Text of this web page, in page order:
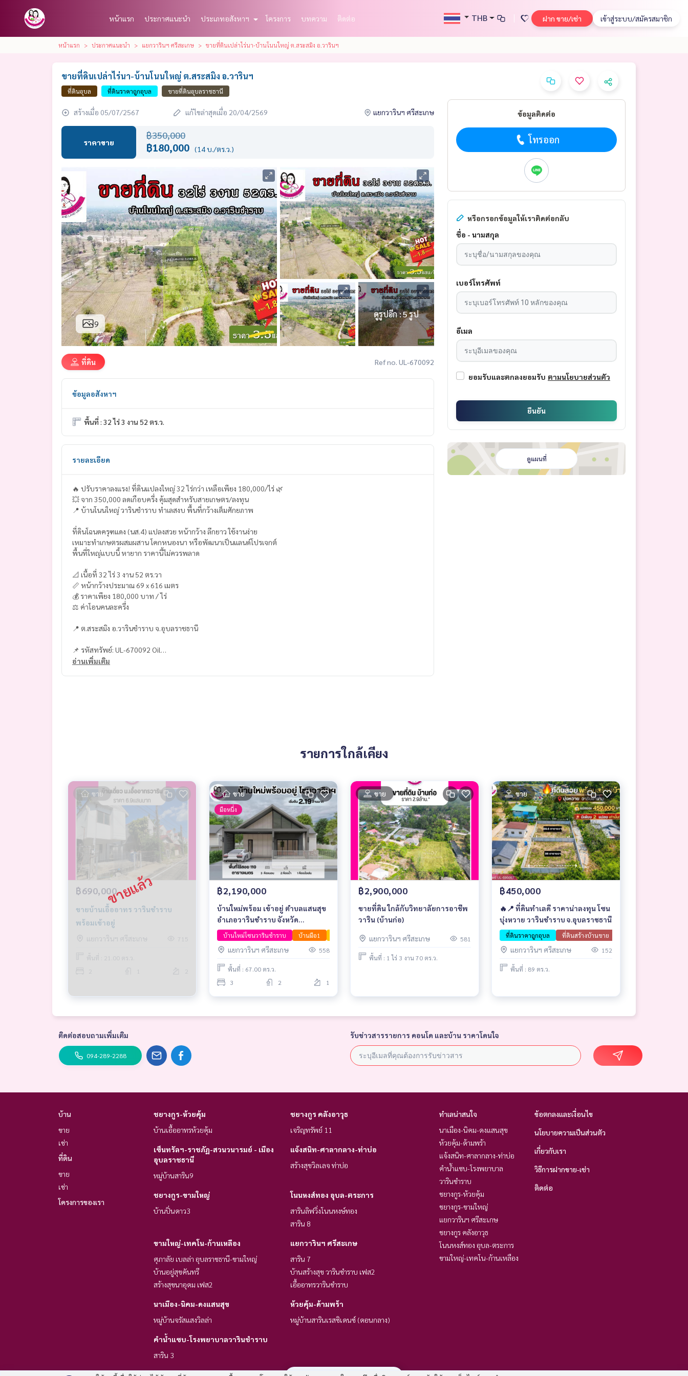
หน้าแรก ประกาศแนะนำ ประเภทอสังหาฯ โครงการ บทความ ติดต่อ THB ฝาก ขาย/เช่า เข้าสู่ระบบ/สมัครสมาชิก
หน้าแรก ประกาศแนะนำ แยกวารินฯ ศรีสะเกษ ขายที่ดินเปล่าไร่นา-บ้านโนนใหญ่ ต.สระสมิง อ.วารินฯ
ขายที่ดินเปล่าไร่นา-บ้านโนนใหญ่ ต.สระสมิง อ.วารินฯ
ที่ดินอุบล ที่ดินราคาถูกอุบล ขายที่ดินอุบลราชธานี
สร้างเมื่อ 05/07/2567 แก้ไขล่าสุดเมื่อ 20/04/2569 แยกวารินฯ ศรีสะเกษ
ราคาขาย
฿350,000
฿180,000 (14 บ./ตร.ว.)
9
ดูรูปอีก : 5 รูป
ที่ดิน Ref no. UL-670092
ข้อมูลอสังหาฯ
พื้นที่ : 32 ไร่ 3 งาน 52 ตร.ว.
รายละเอียด
🔥 ปรับราคาลงแรง! ที่ดินแปลงใหญ่ 32 ไร่กว่า เหลือเพียง 180,000/ไร่ 🌿
💥 จาก 350,000 ลดเกือบครึ่ง คุ้มสุดสำหรับสายเกษตร/ลงทุน
📍 บ้านโนนใหญ่ วารินชำราบ ทำเลสงบ พื้นที่กว้างเต็มศักยภาพ
ที่ดินโฉนดครุฑแดง (นส.4) แปลงสวย หน้ากว้าง ลึกยาว ใช้งานง่าย
เหมาะทำเกษตรผสมผสาน โคกหนองนา หรือพัฒนาเป็นแลนด์โปรเจกต์
พื้นที่ใหญ่แบบนี้ หายาก ราคานี้ไม่ควรพลาด
📐 เนื้อที่ 32 ไร่ 3 งาน 52 ตร.วา
📏 หน้ากว้างประมาณ 69 x 616 เมตร
💰 ราคาเพียง 180,000 บาท / ไร่
⚖ ค่าโอนคนละครึ่ง
📍 ต.สระสมิง อ.วารินชำราบ จ.อุบลราชธานี
📌 รหัสทรัพย์: UL-670092 Oil
อ่านเพิ่มเติม
ข้อมูลติดต่อ
โทรออก
หรือกรอกข้อมูลให้เราติดต่อกลับ
ชื่อ - นามสกุล
เบอร์โทรศัพท์
อีเมล
ยอมรับและตกลงยอมรับ ตามนโยบายส่วนตัว
ยืนยัน
ดูแผนที่
รายการใกล้เคียง
ขาย
฿690,000
ขายบ้านเอื้ออาทร วารินชำราบ
พร้อมเข้าอยู่
แยกวารินฯ ศรีสะเกษ
715
พื้นที่ : 21.00 ตร.ว.
ขาย
มือหนึ่ง
฿2,190,000
บ้านใหม่พร้อม เข้าอยู่ ตำบลแสนสุข
อำเภอวารินชำราบ จังหวัด
อุบลราชธานี
บ้านใหม่โซนวารินชำราบ บ้านมือ1 บ้านพร้อมอยู่ บ้านโครงการอุบล
แยกวารินฯ ศรีสะเกษ 558
พื้นที่ : 67.00 ตร.ว.
3
2 1
ขาย
฿2,900,000
ขายที่ดิน ใกล้กับวิทยาลัยการอาชีพ
วาริน (บ้านก่อ)
แยกวารินฯ ศรีสะเกษ 581
พื้นที่ : 1 ไร่ 3 งาน 70 ตร.ว.
ขาย
฿450,000
🔥📍 ที่ดินทำเลดี ราคาน่าลงทุน โซน
บุ่งหวาย วารินชำราบ จ.อุบลราชธานี
ที่ดินราคาถูกอุบล ที่ดินสร้างบ้านขาย
แยกวารินฯ ศรีสะเกษ 152
พื้นที่ : 89 ตร.ว.
ติดต่อสอบถามเพิ่มเติม
094-289-2288
รับข่าวสารรายการ คอนโด และบ้าน ราคาโดนใจ
บ้าน
ขาย
เช่า
ที่ดิน
ขาย
เช่า
โครงการของเรา
ชยางกูร-ห้วยคุ้ม
บ้านเอื้ออาทรห้วยคุ้ม
ชยางกูร คลังอาวุธ
เจริญทรัพย์ 11
เซ็นทรัลฯ-ราชภัฏ-สวนวนารมย์ - เมือง
อุบลราชธานี
หมู่บ้านสาริน9
แจ้งสนิท-ศาลากลาง-ท่าบ่อ
สร้างสุขวิลเลจ ท่าบ่อ
ชยางกูร-ขามใหญ่
บ้านปิ่นดาว3
โนนหงส์ทอง อุบล-ตระการ
สารินลิฟวิ่งโนนหงษ์ทอง
สาริน 8
ขามใหญ่-เทคโน-ก้านเหลือง
ศุภาลัย เบลล่า อุบลราชธานี-ขามใหญ่
บ้านอยู่สุขคันทรี
สร้างสุขนาอุดม เฟส2
แยกวารินฯ ศรีสะเกษ
สาริน 7
บ้านสร้างสุข วารินชำราบ เฟส2
เอื้ออาทรวารินชำราบ
นาเมือง-นิคม-ดงแสนสุข
หมู่บ้านจรัสแสงวิลล่า
ห้วยคุ้ม-ด้ามพร้า
หมู่บ้านสารินเรสซิเดนซ์ (ดอนกลาง)
คำน้ำแซบ-โรงพยาบาลวารินชำราบ
สาริน 3
ทำเลน่าสนใจ
นาเมือง-นิคม-ดงแสนสุข
ห้วยคุ้ม-ด้ามพร้า
แจ้งสนิท-ศาลากลาง-ท่าบ่อ
คำน้ำแซบ-โรงพยาบาล
วารินชำราบ
ชยางกูร-ห้วยคุ้ม
ชยางกูร-ขามใหญ่
แยกวารินฯ ศรีสะเกษ
ชยางกูร คลังอาวุธ
โนนหงส์ทอง อุบล-ตระการ
ขามใหญ่-เทคโน-ก้านเหลือง
ข้อตกลงและเงื่อนไข
นโยบายความเป็นส่วนตัว
เกี่ยวกับเรา
วิธีการฝากขาย-เช่า
ติดต่อ